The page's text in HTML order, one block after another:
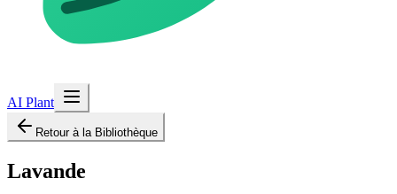
AI Plant
Retour à la Bibliothèque
Lavande